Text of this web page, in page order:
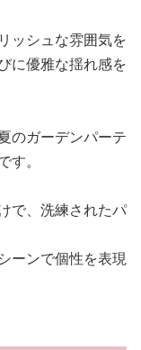
ッシュな雰囲気を
に優雅な揺れ感を
のガーデンパーテ
。
で、洗練されたパ
ーンで個性を表現